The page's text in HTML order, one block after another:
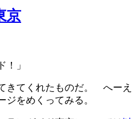
京
！」
きてくれたものだ。 へーえ
ジをめくってみる。